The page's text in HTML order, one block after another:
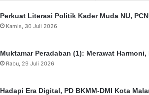
Perkuat Literasi Politik Kader Muda NU,
Kamis, 30 Juli 2026
Muktamar Peradaban (1): Merawat
Rabu, 29 Juli 2026
Hadapi Era Digital, PD BKMM-DMI Kota